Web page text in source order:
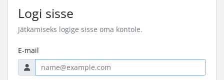
Logi sisse
Jätkamiseks logige sisse oma kontole.
E-mail